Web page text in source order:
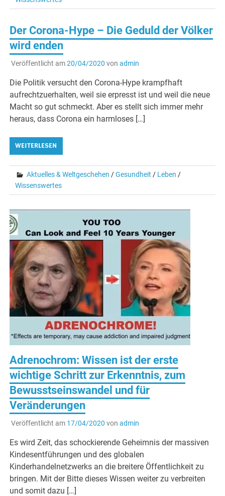
Der Corona-Hype – Die Geduld der Völker
wird enden
Veröffentlicht am20/04/2020 von admin
Die Politik versucht den Corona-Hype krampfhaft
aufrechtzuerhalten, weil sie erpresst ist und weil die neue
Macht so gut schmeckt. Aber es stellt sich immer mehr
heraus, dass Corona ein harmloses […]
WEITERLESEN
Aktuelles & Weltgeschehen /Gesundheit / Leben /
Wissenswertes
Adrenochrom: Wissen ist der erste
wichtige Schritt zur Erkenntnis, zum
Bewusstseinswandel und für
Veränderungen
Veröffentlicht am 17/04/2020 von admin
Es wird Zeit, das schockierende Geheimnis der massiven
Kindesentführungen und des globalen
Kinderhandelnetzwerks an die breitere Öffentlichkeit zu
bringen. Mit der Bitte dieses Wissen weiter zu verbreiten
und somit dazu […]